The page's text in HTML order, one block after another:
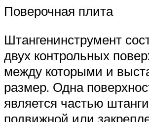
Поверочная плита
Штангенинструмент
двух контрольных
между которыми и
размер. Одна
является частью
подвижной или